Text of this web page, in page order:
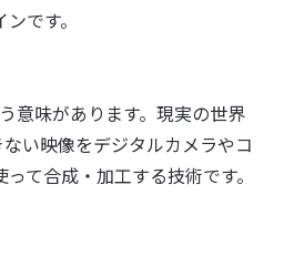
です。
意味があります。現実の世界
い映像をデジタルカメラやコ
て合成・加工する技術です。